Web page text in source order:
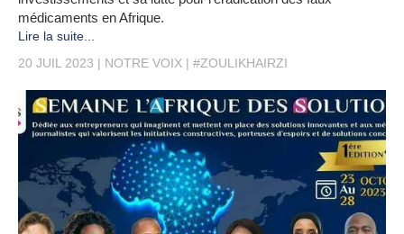
médicaments en Afrique.
Lire la suite...
20 JUIL 2023
NOTRE VOIX #ZOULIKHAIRZI